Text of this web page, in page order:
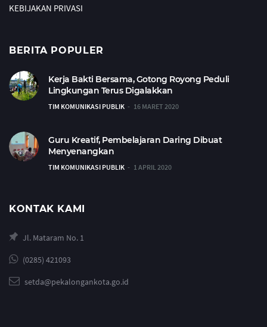
KEBIJAKAN PRIVASI
BERITA POPULER
Kerja Bakti Bersama, Gotong Royong Peduli
Lingkungan Terus Digalakkan
TIM KOMUNIKASI PUBLIK 16 MARET 2020
Guru Kreatif, Pembelajaran Daring Dibuat
Menyenangkan
TIM KOMUNIKASI PUBLIK 1 APRIL 2020
KONTAK KAMI
Jl. Mataram No. 1
(0285) 421093
setda@pekalongankota.go.id